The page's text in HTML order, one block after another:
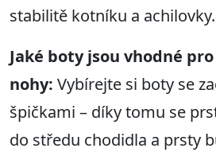
stabilitě kotníku a achilovky.
Jaké boty jsou vhodné
nohy: Vybírejte si boty se
špičkami – díky tomu se
do středu chodidla a prsty